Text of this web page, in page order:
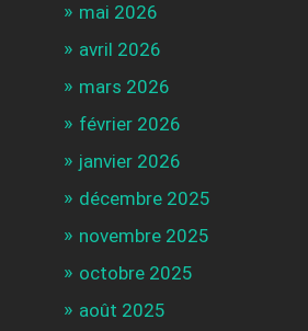
mai 2026
avril 2026
mars 2026
février 2026
janvier 2026
décembre 2025
novembre 2025
octobre 2025
août 2025